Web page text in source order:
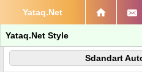
Yataq.Net
Yataq.Net Style
Sdandart